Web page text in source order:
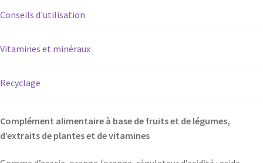
Conseils d'utilisation
Vitamines et minéraux
Recyclage
Complément alimentaire à base de fruits et de légumes,
d’extraits de plantes et de vitamines